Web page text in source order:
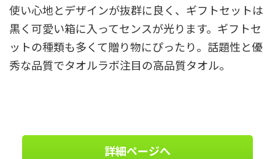
使い心地とデザインが抜群に良く、ギフトセットは
黒く可愛い箱に入ってセンスが光ります。ギフトセ
ットの種類も多くて贈り物にぴったり。話題性と優
秀な品質でタオルラボ注目の高品質タオル。
詳細ページへ